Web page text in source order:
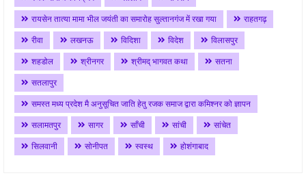
रायसेन तात्या मामा भील जयंती का समारोह सुल्तानगंज में रखा गया
राहतगढ़
रीवा
लखनऊ विदिशा विदेश
विलासपुर
शहडोल
श्रीनगर श्रीमद् भागवत कथा
सतना
सतलापुर
समस्त मध्य प्रदेश मै अनुसूचित जाति हेतु रजक समाज द्वारा कमिश्नर को ज्ञापन
सलामतपुर
सागर साँची सांची
सांचेत
सिलवानी
सोनीपत स्वस्थ होशंगाबाद